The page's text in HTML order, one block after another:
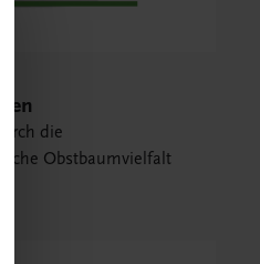
die
Obstbaumvielfalt